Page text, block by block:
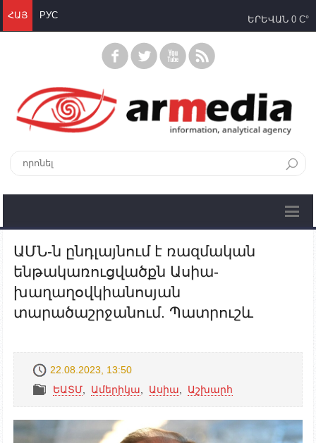
ՀԱՅ РУС ԵՐԵՎԱՆ 0 C°
ԱՄՆ-ն ընդլայնում է ռազմական
ենթակառուցվածքն Ասիա-
խաղաղօվկիանոսյան
տարածաշրջանում. Պատրուշև
22.08.2023, 13:50
ԵԱՏՄ
Ամերիկա Ասիա Աշխարհ